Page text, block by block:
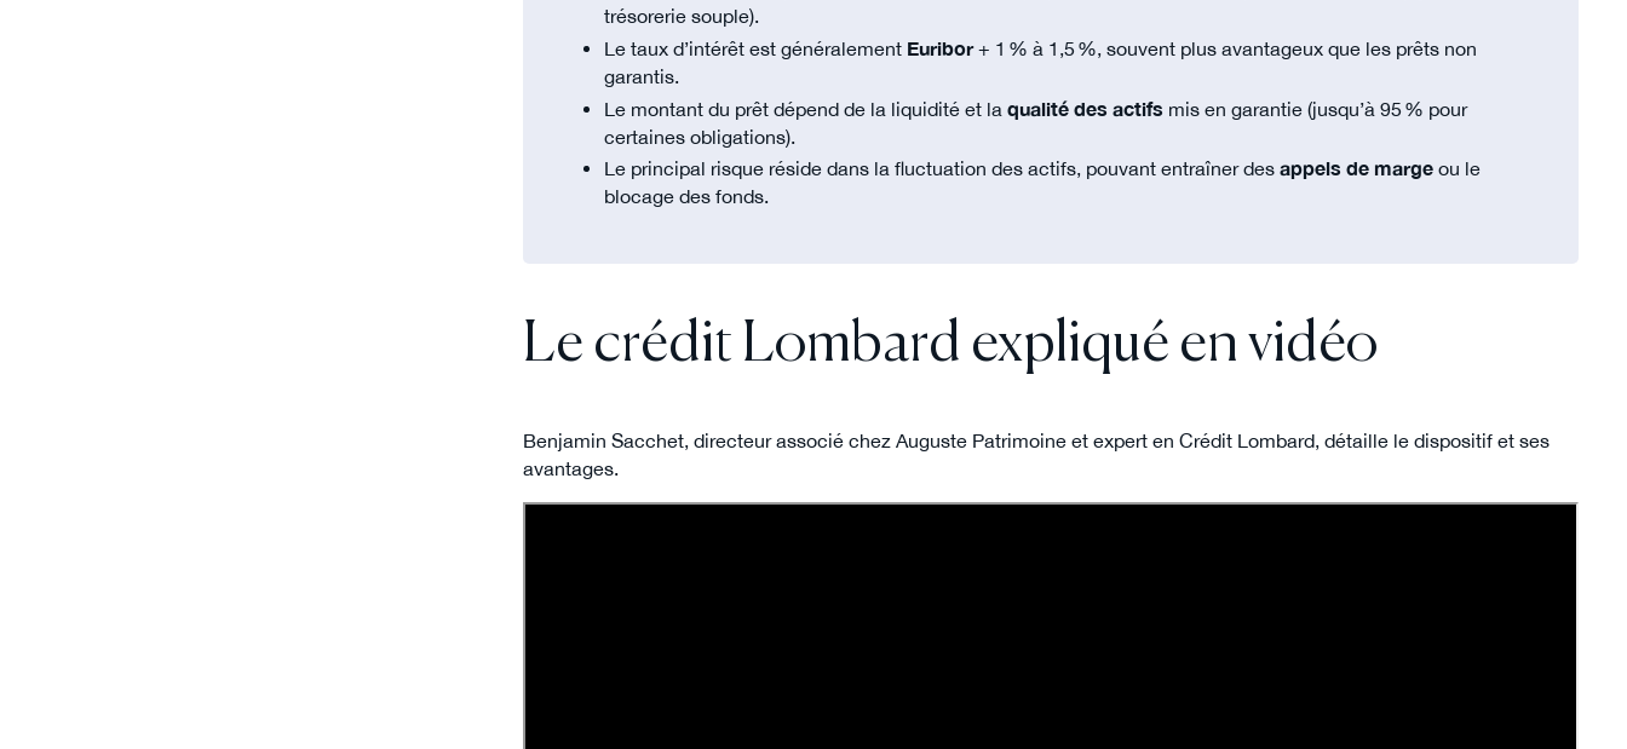
trésorerie souple).
Le taux d’intérêt est généralement Euribor+ 1 % à 1,5 %, souvent plus avantageux que les prêts non
garantis.
Le montant du prêt dépend de la liquidité et laqualité des actifs mis en garantie (jusqu’à 95 % pour
certaines obligations).
Le principal risque réside dans la fluctuation des actifs, pouvant entraîner desappels de marge ou le
blocage des fonds.
Le crédit Lombard expliqué en vidéo
Benjamin Sacchet, directeur associé chez Auguste Patrimoine et expert en Crédit Lombard, détaille le dispositif et ses
avantages.